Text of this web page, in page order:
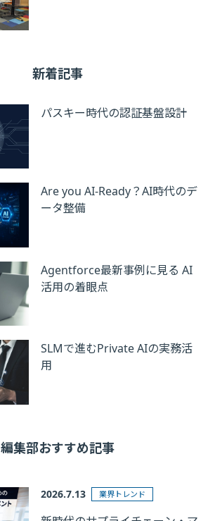
新着記事
パスキー時代の認証基盤設計
Are you AI-Ready？AI時代のデ
ータ整備
Agentforce最新事例に見る AI
活用の着眼点
SLMで進むPrivate AIの実務活
用
編集部おすすめ記事
2026.7.13 業界トレンド